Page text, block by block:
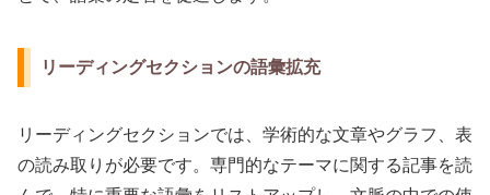
リーディングセクションの語彙拡充
リーディングセクションでは、学術的な文章やグラフ、表
の読み取りが必要です。専門的なテーマに関する記事を読